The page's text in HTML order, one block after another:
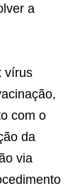
a
vírus
com o
da
via